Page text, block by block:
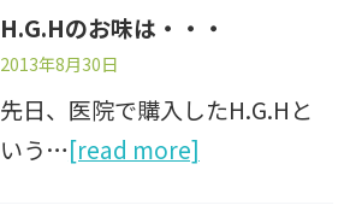
H.G.Hのお味は・・・
2013年8月30日
先日、医院で購入したH.G.Hと
いう…[read more]